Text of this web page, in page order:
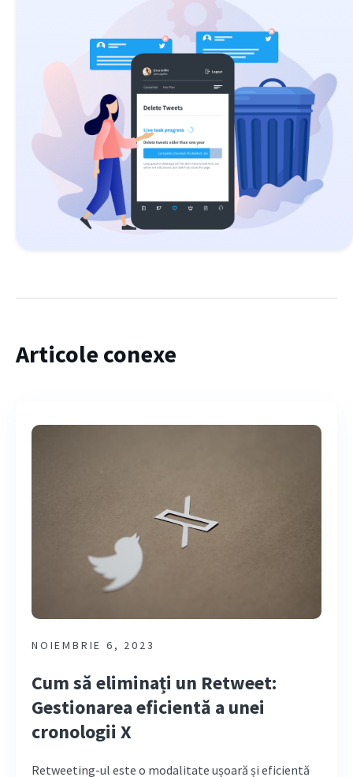
Articole conexe
NOIEMBRIE 6, 2023
Cum să eliminați un Retweet:
Gestionarea eficientă a unei
cronologii X
Retweeting-ul este o modalitate ușoară și eficientă